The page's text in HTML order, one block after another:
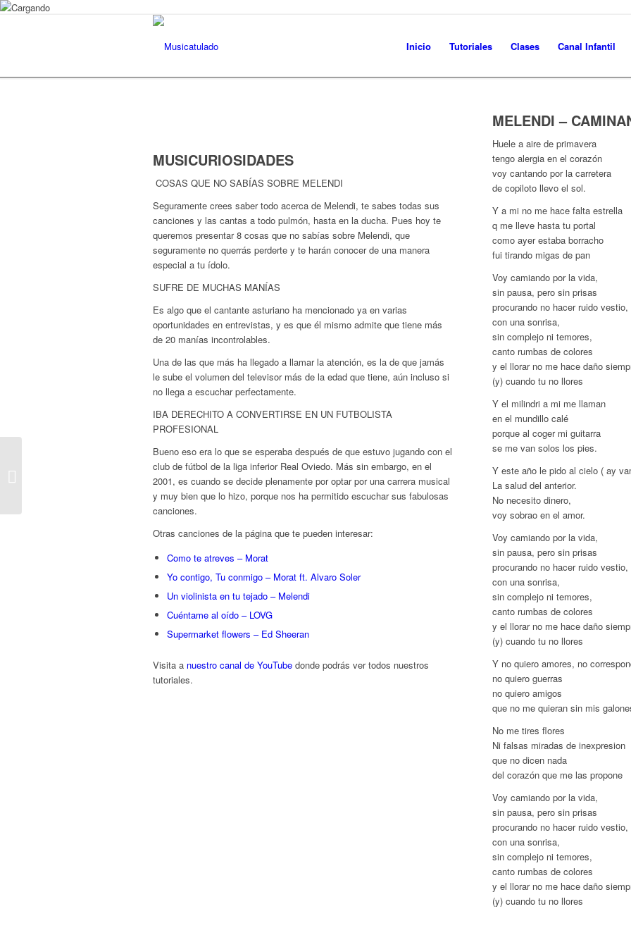
Inicio Tutoriales Clases Canal Infantil
MUSICURIOSIDADES
COSAS QUE NO SABÍAS SOBRE MELENDI
Seguramente crees saber todo acerca de Melendi, te sabes todas sus
canciones y las cantas a todo pulmón, hasta en la ducha. Pues hoy te
queremos presentar 8 cosas que no sabías sobre Melendi, que
seguramente no querrás perderte y te harán conocer de una manera
especial a tu ídolo.
SUFRE DE MUCHAS MANÍAS
Es algo que el cantante asturiano ha mencionado ya en varias
oportunidades en entrevistas, y es que él mismo admite que tiene más
de 20 manías incontrolables.
Una de las que más ha llegado a llamar la atención, es la de que jamás
le sube el volumen del televisor más de la edad que tiene, aún incluso si
no llega a escuchar perfectamente.
IBA DERECHITO A CONVERTIRSE EN UN FUTBOLISTA
PROFESIONAL
Bueno eso era lo que se esperaba después de que estuvo jugando con el
club de fútbol de la liga inferior Real Oviedo. Más sin embargo, en el
2001, es cuando se decide plenamente por optar por una carrera musical
y muy bien que lo hizo, porque nos ha permitido escuchar sus fabulosas
canciones.
Otras canciones de la página que te pueden interesar:
Como te atreves – Morat
Yo contigo, Tu conmigo – Morat ft. Alvaro Soler
Un violinista en tu tejado – Melendi
Cuéntame al oído – LOVG
Supermarket flowers – Ed Sheeran
Visita a nuestro canal de YouTube donde podrás ver todos nuestros
tutoriales.
MELENDI –
Huele a aire de primavera
tengo alergia en el corazón
voy cantando por la carretera
de copiloto llevo el sol.
Y a mi no me hace falta estrella
q me lleve hasta tu portal
como ayer estaba borracho
fui tirando migas de pan
Voy camiando por la vida,
sin pausa, pero sin prisas
procurando no hacer ruido vestio,
con una sonrisa,
sin complejo ni temores,
canto rumbas de colores
y el llorar no me hace daño
(y) cuando tu no llores
Y el milindri a mi me llaman
en el mundillo calé
porque al coger mi guitarra
se me van solos los pies.
Y este año le pido al cielo ( ay
La salud del anterior.
No necesito dinero,
voy sobrao en el amor.
Voy camiando por la vida,
sin pausa, pero sin prisas
procurando no hacer ruido vestio,
con una sonrisa,
sin complejo ni temores,
canto rumbas de colores
y el llorar no me hace daño
(y) cuando tu no llores
Y no quiero amores, no
no quiero guerras
no quiero amigos
que no me quieran sin mis
No me tires flores
Ni falsas miradas de inexpresion
que no dicen nada
del corazón que me las propone
Voy camiando por la vida,
sin pausa, pero sin prisas
procurando no hacer ruido vestio,
con una sonrisa,
sin complejo ni temores,
canto rumbas de colores
y el llorar no me hace daño
(y) cuando tu no llores